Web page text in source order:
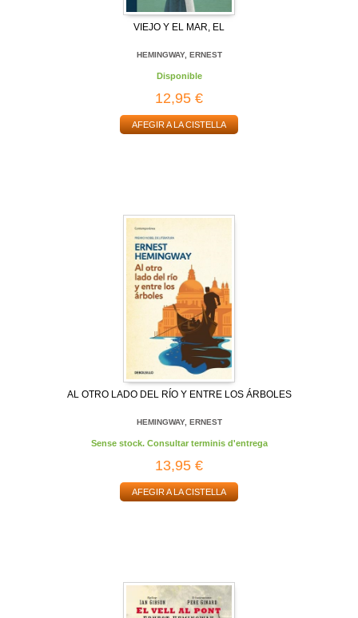
VIEJO Y EL MAR, EL
HEMINGWAY, ERNEST
Disponible
12,95 €
AFEGIR A LA CISTELLA
AL OTRO LADO DEL RÍO Y ENTRE LOS ÁRBOLES
HEMINGWAY, ERNEST
Sense stock. Consultar terminis d'entrega
13,95 €
AFEGIR A LA CISTELLA